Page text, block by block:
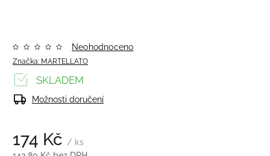
Značka: MARTELLATO
Neohodnoceno
174 Kč / ks
SKLADEM
Možnosti doručení